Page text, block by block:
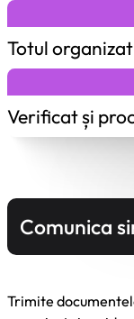
Totul organizat
Verificat și
Comunica
Trimite